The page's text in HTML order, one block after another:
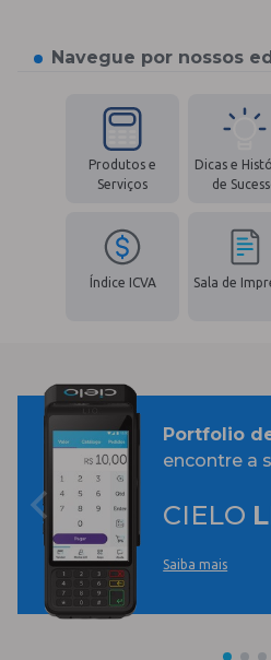
Navegue por nossos
Produtos e
Serviços
Dicas e
de
Índice ICVA Sala de
Portfolio
encontre a
CIELO
Saiba mais